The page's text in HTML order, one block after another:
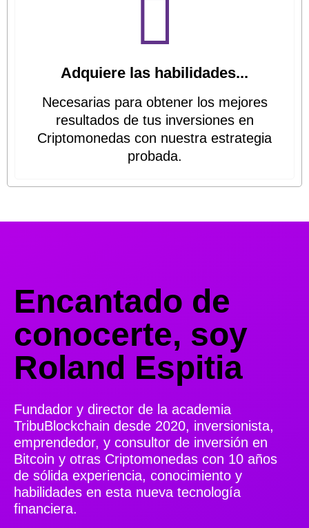
Adquiere las habilidades...
Necesarias para obtener los mejores
resultados de tus inversiones en
Criptomonedas con nuestra estrategia
probada.
Encantado de
conocerte, soy
Roland Espitia
Fundador y director de la academia
TribuBlockchain desde 2020, inversionista,
emprendedor, y consultor de inversión en
Bitcoin y otras Criptomonedas con 10 años
de sólida experiencia, conocimiento y
habilidades en esta nueva tecnología
financiera.